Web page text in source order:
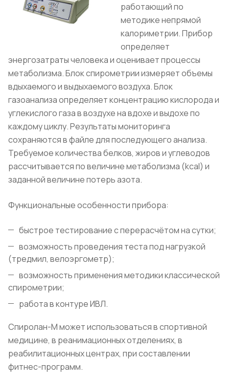
работающий по
методике непрямой
калориметрии. Прибор
определяет
энергозатраты человека и оценивает процессы
метаболизма. Блок спирометрии измеряет объемы
вдыхаемого и выдыхаемого воздуха. Блок
газоанализа определяет концентрацию кислорода и
углекислого газа в воздухе на вдохе и выдохе по
каждому циклу. Результаты мониторинга
сохраняются в файле для последующего анализа.
Требуемое количества белков, жиров и углеводов
рассчитывается по величине метаболизма (kcal) и
заданной величине потерь азота.
Функциональные особенности прибора:
быстрое тестирование с перерасчётом на сутки;
возможность проведения теста под нагрузкой
(тредмил, велоэргометр);
возможность применения методики классической
спирометрии;
работа в контуре ИВЛ.
Спиролан-М может использоваться в спортивной
медицине, в реанимационных отделениях, в
реабилитационных центрах, при составлении
фитнес-программ.